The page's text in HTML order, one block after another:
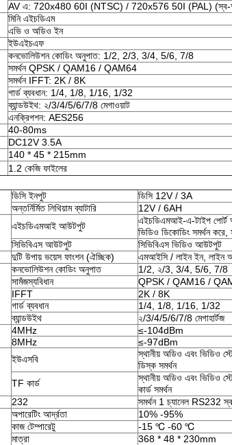
AV এ: 720x480 60I (NTSC) / 720x576 50I (PAL) (স্ব-
মিনি এইচডিএম
এভি ও অডিও ইন
ইউএইচএফ
কনভোলিউশন কোডিং অনুপাত: 1/2, 2/3, 3/4, 5/6, 7/8
সমর্থন QPSK / QAM16 / QAM64
সমর্থন IFFT: 2K / 8K
গার্ড ব্যবধান: 1/4, 1/8, 1/16, 1/32
ব্যান্ডউইথ: ২/3/4/5/6/7/8 মেগাওয়াট
এনক্রিপশন: AES256
40-80ms
DC12V 3.5A
140 * 45 * 215mm
1.2 কেজি ফাইলের
ডিসি ইনপুট
ডিসি 12V / 3A
অন্তর্নির্মিত লিথিয়াম ব্যাটারি
12V / 6AH
এইচডিএমআই আউটপুট
এইচডিএমআই-এ-টাইপ
ভিডিও ডিকোডিং সমর্থন
সিভিবিএস আউটপুট
সিভিবিএস ভিডিও আউটপুট
দুটি উপায় ভয়েস ফাংশন (ঐচ্ছিক) এমআইসি / লাইন ইন, লাইন
কনভোলিউশন কোডিং অনুপাত
1/2, ২/3, 3/4, 5/6, 7/8
সামঁজস্যবিধান
QPSK / QAM16 /
IFFT
2K / 8K
গার্ড ব্যবধান
1/4, 1/8, 1/16, 1/32
ব্যান্ডউইথ
২/3/4/5/6/7/8 মেগাহার্টজ
4MHz
≤-104dBm
8MHz
≤-97dBm
ইউএসবি
স্থানীয় অডিও এবং ভিডিও
ডিস্ক সমর্থন
TF কার্ড
স্থানীয় অডিও এবং ভিডিও
কার্ড সমর্থন
232 সমর্থন 1 চ্যানেল RS232
অপারেটিং আর্দ্রতা
10% -95%
কাজ টেম্পারেটু
-15 ℃ -60 ℃
মাত্রা
368 * 48 * 230mm